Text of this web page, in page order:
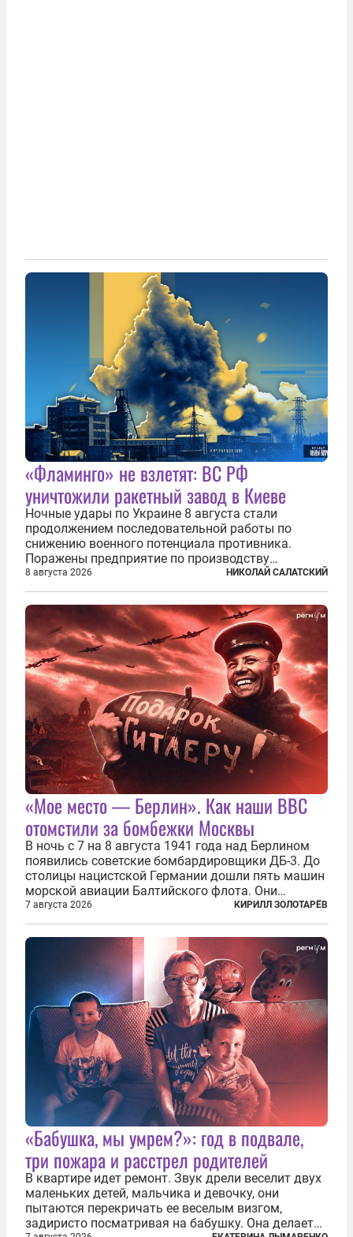
«Фламинго» не взлетят: ВС РФ
уничтожили ракетный завод в Киеве
Ночные удары по Украине 8 августа стали
продолжением последовательной работы по
снижению военного потенциала противника.
Поражены предприятие по производству
крылатых ракет, крупный склад топлива и два
сухогруза с военными грузами. Дополнительно
нанесены удары по объектам в ряде городов. В
Киеве...
8 августа 2026 НИКОЛАЙ САЛАТСКИЙ
«Мое место — Берлин». Как наши ВВС
отомстили за бомбежки Москвы
В ночь с 7 на 8 августа 1941 года над Берлином
появились советские бомбардировщики ДБ-3. До
столицы нацистской Германии дошли пять машин
морской авиации Балтийского флота. Они
сбросили бомбы на город, который в тот момент
жил в полной уверенности, что война идет где-то
далеко на востоке, Красная...
7 августа 2026 КИРИЛЛ ЗОЛОТАРЁВ
«Бабушка, мы умрем?»: год в подвале,
три пожара и расстрел родителей
В квартире идет ремонт. Звук дрели веселит двух
маленьких детей, мальчика и девочку, они
пытаются перекричать ее веселым визгом,
задиристо посматривая на бабушку. Она делает